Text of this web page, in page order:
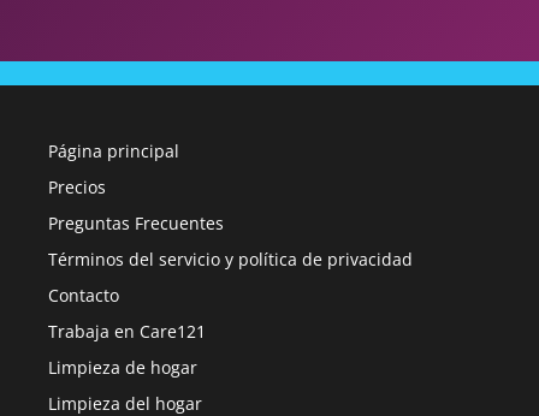
Página principal
Precios
Preguntas Frecuentes
Términos del servicio y política de privacidad
Contacto
Trabaja en Care121
Limpieza de hogar
Limpieza del hogar